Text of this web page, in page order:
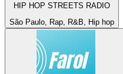
HIP HOP STREETS RADIO
São Paulo, Rap, R&B, Hip hop